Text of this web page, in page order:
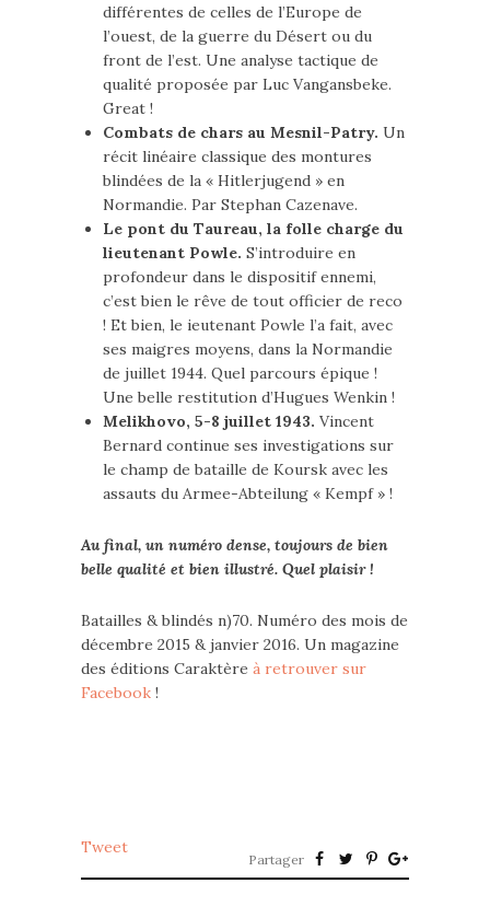
différentes de celles de l’Europe de
l’ouest, de la guerre du Désert ou du
front de l’est. Une analyse tactique de
qualité proposée par Luc Vangansbeke.
Great !
Combats de chars au Mesnil-Patry. Un
récit linéaire classique des montures
blindées de la « Hitlerjugend » en
Normandie. Par Stephan Cazenave.
Le pont du Taureau, la folle charge du
lieutenant Powle. S’introduire en
profondeur dans le dispositif ennemi,
c’est bien le rêve de tout officier de reco
! Et bien, le ieutenant Powle l’a fait, avec
ses maigres moyens, dans la Normandie
de juillet 1944. Quel parcours épique !
Une belle restitution d’Hugues Wenkin !
Melikhovo, 5-8 juillet 1943. Vincent
Bernard continue ses investigations sur
le champ de bataille de Koursk avec les
assauts du Armee-Abteilung « Kempf » !
Au final, un numéro dense, toujours de bien
belle qualité et bien illustré. Quel plaisir !
Batailles & blindés n)70. Numéro des mois de
décembre 2015 & janvier 2016. Un magazine
des éditions Caraktère à retrouver sur
Facebook !
Tweet
Partager